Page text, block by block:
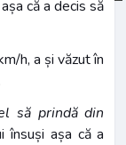
că a decis să
h, a și văzut în
să prindă din
însuși așa că a